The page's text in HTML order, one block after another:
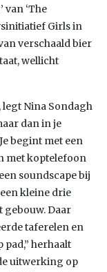
van ‘The
Girls in
verschaald bier
wellicht
legt Nina Sondagh
dan in je
begint met een
met koptelefoon
soundscape bij
kleine drie
gebouw. Daar
taferelen en
pad,” herhaalt
uitwerking op